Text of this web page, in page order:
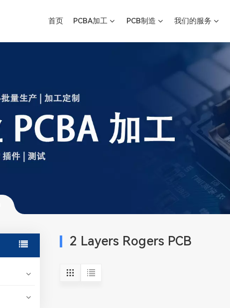
首页 PCBA加工 PCB制造 我们的服务
2 Layers Rogers PCB